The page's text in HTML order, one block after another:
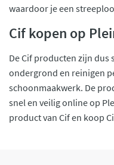
waardoor je een
Cif kopen op
De Cif producten zijn dus
ondergrond en reinigen
schoonmaakwerk. De
snel en veilig online op
product van Cif en koop